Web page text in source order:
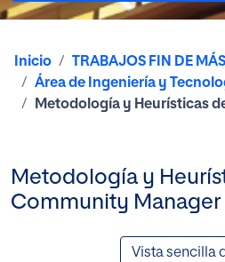
Inicio
TRABAJOS FIN DE
Área de Ingeniería y
Metodología y Heurísticas
Metodología y
Community Manager
Vista sencilla